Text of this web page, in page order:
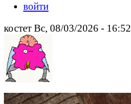
войти
костет Вс, 08/03/2026 - 16:52